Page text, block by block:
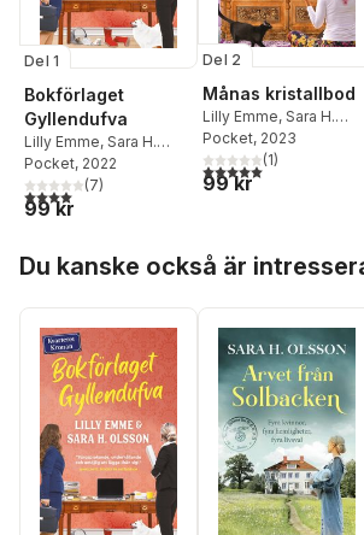
Del 1
Bokförlaget
Gyllendufva
Lilly Emme, Sara H.
Olsson
Pocket, 2022
4,0utav 5 stjärnor. Totalt antal röster:
(7)
99 kr
Del 2
Månas kristallbod
Lilly Emme, Sara H.
Olsson
Pocket, 2023
5,0utav 5 stjärnor.
(1)
99 kr
Du kanske också är